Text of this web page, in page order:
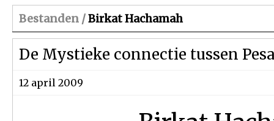
Bestanden /Birkat Hachamah
De Mystieke connectie tussen
12 april 2009